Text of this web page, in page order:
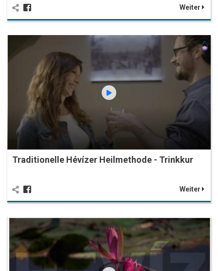
Weiter
Traditionelle Hévízer Heilmethode - Trinkkur
Weiter